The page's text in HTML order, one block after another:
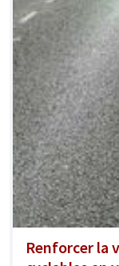
Renforcer la